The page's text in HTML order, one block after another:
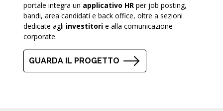
portale integra un applicativo HR per job posting,
bandi, area candidati e back office, oltre a sezioni
dedicate agli investitori e alla comunicazione
corporate.
GUARDA IL PROGETTO